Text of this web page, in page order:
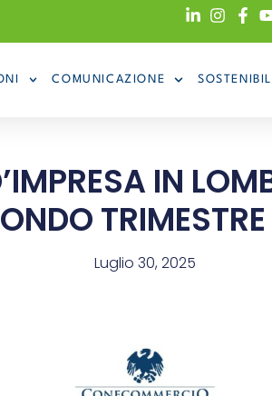
COMUNICAZIONE
IN
Luglio 30, 2025